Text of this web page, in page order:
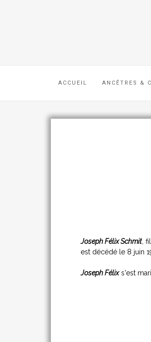
ACCUEIL ANCÊTRES &
Joseph Félix Schmit ,
est décédé le 8 juin
Joseph Félixs'est